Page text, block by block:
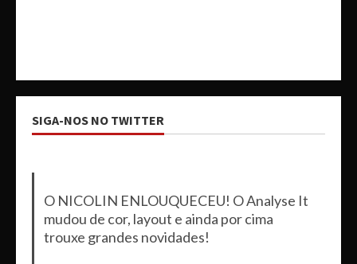
SIGA-NOS NO TWITTER
O NICOLIN ENLOUQUECEU! O Analyse It
mudou de cor, layout e ainda por cima
trouxe grandes novidades!